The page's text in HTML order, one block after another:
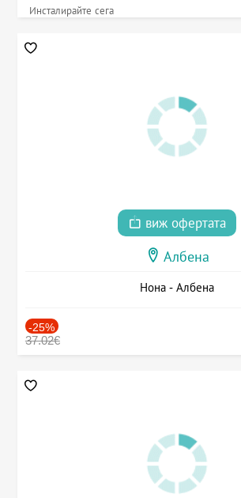
Инсталирайте сега
виж офертата
Албена
Нона - Албена
-25%
37.02€